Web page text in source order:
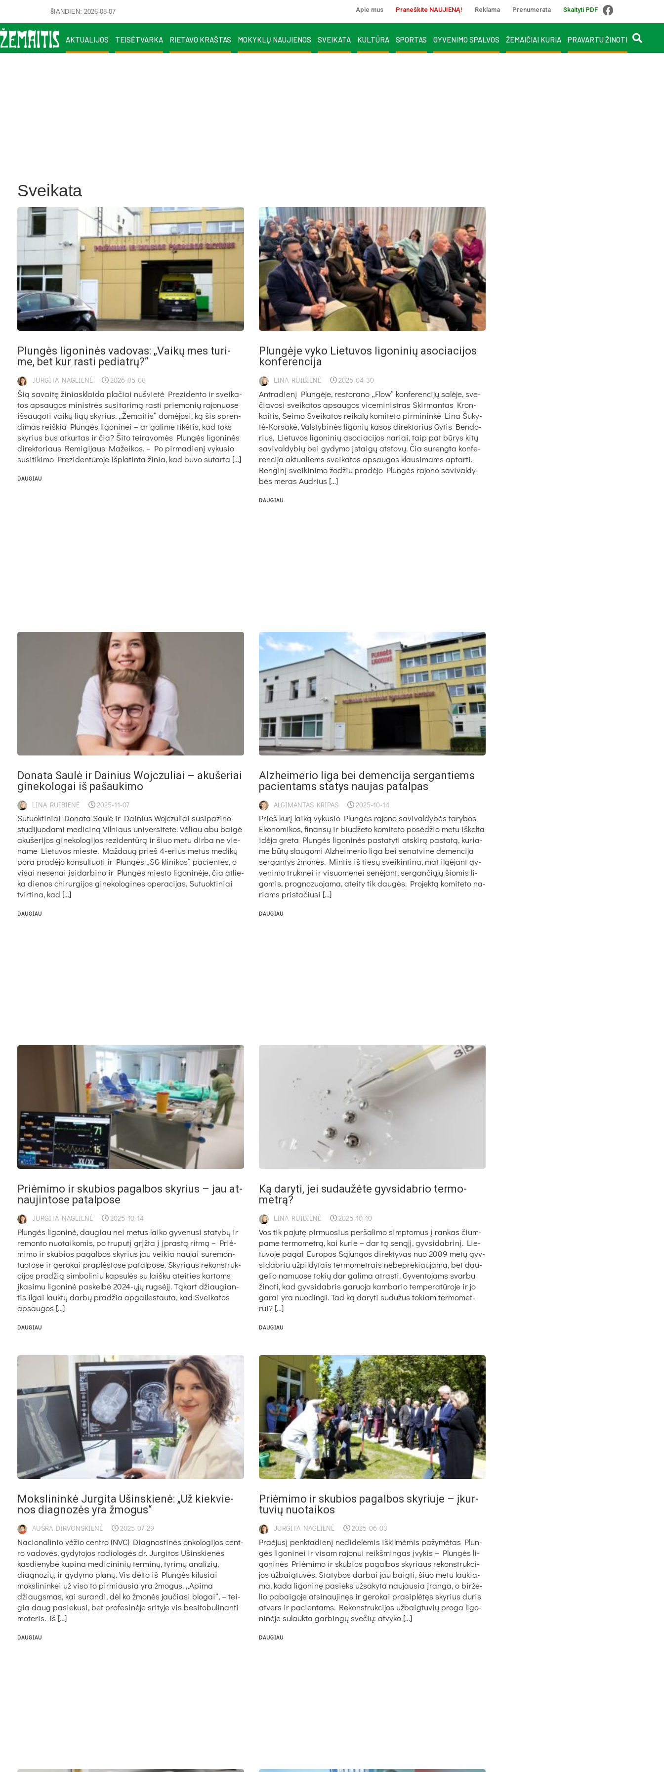
ŠIANDIEN: 2026-08-07 Apie mus Praneškite NAUJIENĄ! Reklama Prenumerata Skaityti PDF
AKTUALIJOS TEISĖTVARKA RIETAVO KRAŠTAS MOKYKLŲ NAUJIENOS SVEIKATA KULTŪRA SPORTAS GYVENIMO SPALVOS ŽEMAIČIAI KURIA PRAVARTU ŽINOTI
Sveikata
Plun­gės li­go­ni­nės va­do­vas: „Vai­kų mes tu­ri­
me, bet kur ras­ti pe­diat­rų?“
JURGITA NAGLIENĖ 2026-05-08
Šią sa­vai­tę ži­niask­lai­da pla­čiai nu­švie­tė Pre­zi­den­to ir svei­ka­
tos ap­sau­gos mi­nist­rės su­si­ta­ri­mą ras­ti prie­mo­nių ra­jo­nuo­se
iš­sau­go­ti vai­kų li­gų sky­rius. „Že­mai­tis“ do­mė­jo­si, ką šis spren­
di­mas reiš­kia Plun­gės li­go­ni­nei – ar ga­li­me ti­kė­tis, kad toks
sky­rius bus at­kur­tas ir čia? Ši­to tei­ra­vo­mės Plun­gės li­go­ni­nės
di­rek­to­riaus Re­mi­gi­jaus Mažeikos. – Po pir­ma­die­nį vy­ku­sio
su­si­ti­ki­mo Pre­zi­den­tū­ro­je iš­pla­tin­ta ži­nia, kad bu­vo su­tar­ta […]
DAUGIAU
Plun­gė­je vy­ko Lie­tu­vos li­go­ni­nių aso­cia­ci­jos
kon­fe­ren­ci­ja
LINA RUIBIENĖ 2026-04-30
Ant­ra­die­nį Plun­gė­je, res­to­ra­no „Flow“ kon­fe­ren­ci­jų sa­lė­je, sve­
čia­vo­si svei­ka­tos ap­sau­gos vi­ce­mi­nist­ras Skir­man­tas Kron­
kai­tis, Sei­mo Svei­ka­tos rei­ka­lų ko­mi­te­to pir­mi­nin­kė Li­na Šu­ky­
tė-Kor­sa­kė, Vals­ty­bi­nės li­go­nių ka­sos di­rek­to­rius Gy­tis Ben­do­
rius, Lie­tu­vos li­go­ni­nių aso­cia­ci­jos na­riai, taip pat bū­rys ki­tų
sa­vi­val­dy­bių bei gy­dy­mo įstai­gų at­sto­vų. Čia su­reng­ta kon­fe­
ren­ci­ja ak­tua­liems svei­ka­tos ap­sau­gos klau­si­mams ap­tar­ti.
Ren­gi­nį svei­ki­ni­mo žo­džiu pra­dė­jo Plun­gės ra­jo­no sa­vi­val­dy­
bės me­ras Aud­rius […]
DAUGIAU
Do­na­ta Sau­lė ir Dai­nius Wojc­zu­liai – aku­še­riai
gi­ne­ko­lo­gai iš pa­šau­ki­mo
LINA RUIBIENĖ 2025-11-07
Su­tuok­ti­niai Do­na­ta Sau­lė ir Dai­nius Wojc­zu­liai su­si­pa­ži­no
stu­di­juo­da­mi me­di­ci­ną Vil­niaus uni­ver­si­te­te. Vė­liau abu bai­gė
aku­še­ri­jos gi­ne­ko­lo­gi­jos re­zi­den­tū­rą ir šiuo me­tu dir­ba ne vie­
na­me Lie­tu­vos mies­te. Maž­daug prieš 4-erius me­tus me­di­kų
po­ra pra­dė­jo kon­sul­tuo­ti ir Plun­gės „SG kli­ni­kos“ pa­cien­tes, o
vi­sai ne­se­nai įsi­dar­bi­no ir Plun­gės mies­to li­go­ni­nė­je, čia at­lie­
ka die­nos chi­rur­gi­jos gi­ne­ko­lo­gi­nes ope­ra­ci­jas. Su­tuok­ti­niai
tvir­ti­na, kad […]
DAUGIAU
Alz­hei­me­rio li­ga bei de­men­ci­ja ser­gan­tiems
pa­cien­tams sta­tys nau­jas pa­tal­pas
ALGIMANTAS KRIPAS 2025-10-14
Prieš ku­rį lai­ką vy­ku­sio Plun­gės ra­jo­no sa­vi­val­dy­bės ta­ry­bos
Eko­no­mi­kos, fi­nan­sų ir biu­dže­to ko­mi­te­to po­sė­džio me­tu iš­kel­ta
idė­ja gre­ta Plun­gės li­go­ni­nės pa­sta­ty­ti at­ski­rą pa­sta­tą, ku­ria­
me bū­tų slau­go­mi Alz­hei­me­rio li­ga bei se­nat­vi­ne de­men­ci­ja
ser­gan­tys žmo­nės. Min­tis iš tie­sų svei­kin­ti­na, mat il­gė­jant gy­
ve­ni­mo truk­mei ir vi­suo­me­nei se­nė­jant, ser­gan­čių­jų šio­mis li­
go­mis, pro­gno­zuo­ja­ma, atei­ty tik dau­gės. Pro­jek­tą ko­mi­te­to na­
riams pri­sta­čiu­si […]
DAUGIAU
Priė­mi­mo ir sku­bios pa­gal­bos sky­rius – jau at­
nau­jin­to­se pa­tal­po­se
JURGITA NAGLIENĖ 2025-10-14
Plun­gės li­go­ni­nė, dau­giau nei me­tus lai­ko gy­ve­nu­si sta­ty­bų ir
re­mon­to nuo­tai­ko­mis, po tru­pu­tį grįž­ta į įpras­tą rit­mą – Priė­
mi­mo ir sku­bios pa­gal­bos sky­rius jau vei­kia nau­jai su­re­mon­
tuo­to­se ir ge­ro­kai pra­plės­to­se pa­tal­po­se. Sky­riaus re­konst­ruk­
ci­jos pra­džią sim­bo­li­niu kap­su­lės su laiš­ku atei­ties kar­toms
įka­si­mu li­go­ni­nė pa­skel­bė 2024-ųjų rug­sė­jį. Tą­kart džiau­gian­
tis il­gai lauk­tų dar­bų pra­džia ap­gai­les­tau­ta, kad Svei­ka­tos
ap­sau­gos […]
DAUGIAU
Ką da­ry­ti, jei su­dau­žė­te gyv­si­dab­rio ter­mo­
met­rą?
LINA RUIBIENĖ 2025-10-10
Vos tik pa­ju­tę pir­muo­sius per­ša­li­mo simp­to­mus į ran­kas čium­
pa­me ter­mo­met­rą, kai ku­rie – dar tą se­ną­jį, gyv­si­dab­ri­nį. Lie­
tu­vo­je pa­gal Eu­ro­pos Są­jun­gos di­rek­ty­vas nuo 2009 me­tų gyv­
si­dab­riu už­pil­dy­tais ter­mo­met­rais ne­bep­re­kiau­ja­ma, bet dau­
ge­lio na­muo­se to­kių dar ga­li­ma at­ras­ti. Gy­ven­to­jams svar­bu
ži­no­ti, kad gyv­si­dab­ris ga­ruo­ja kam­ba­rio tem­pe­ra­tū­ro­je ir jo
ga­rai yra nuo­din­gi. Tad ką da­ry­ti su­du­žus to­kiam ter­mo­met­
rui? […]
DAUGIAU
Moks­li­nin­kė Jur­gi­ta Ušins­kie­nė: „Už kiek­vie­
nos diag­no­zės yra žmo­gus“
AUŠRA DIRVONSKIENĖ 2025-07-29
Na­cio­na­li­nio vė­žio cent­ro (NVC) Diag­nos­ti­nės on­ko­lo­gi­jos cent­
ro vadovės, gydytojos radiologės dr. Jurgitos Ušinskienės
kasdienybė kupina medicininių terminų, tyrimų analizių,
diagnozių, ir gydymo planų. Vis dėlto iš Plungės kilusiai
mokslininkei už viso to pirmiausia yra žmogus. „Api­ma
džiaugs­mas, kai su­ran­di, dėl ko žmo­nės jau­čia­si blo­gai“, – tei­
gia daug pa­sie­ku­si, bet pro­fe­si­nė­je sri­ty­je vis be­si­to­bu­li­nan­ti
mo­te­ris. Iš […]
DAUGIAU
Priė­mi­mo ir sku­bios pa­gal­bos sky­riu­je – įkur­
tu­vių nuo­tai­kos
JURGITA NAGLIENĖ 2025-06-03
Praė­ju­sį penk­ta­die­nį ne­di­de­lė­mis iš­kil­mė­mis pa­žy­mė­tas Plun­
gės li­go­ni­nei ir vi­sam ra­jo­nui reikš­min­gas įvy­kis – Plun­gės li­
go­ni­nės Priė­mi­mo ir sku­bios pa­gal­bos sky­riaus re­konst­ruk­ci­
jos už­baig­tu­vės. Sta­ty­bos dar­bai jau baig­ti, šiuo me­tu lau­kia­
ma, ka­da li­go­ni­nę pa­sieks už­sa­ky­ta nau­jau­sia įran­ga, o bir­že­
lio pa­bai­go­je at­si­nau­ji­nęs ir ge­ro­kai pra­si­plė­tęs sky­rius du­ris
at­vers ir pa­cien­tams. Re­konst­ruk­ci­jos už­baig­tu­vių pro­ga li­go­
ni­nė­je su­lauk­ta gar­bin­gų sve­čių: at­vy­ko […]
DAUGIAU